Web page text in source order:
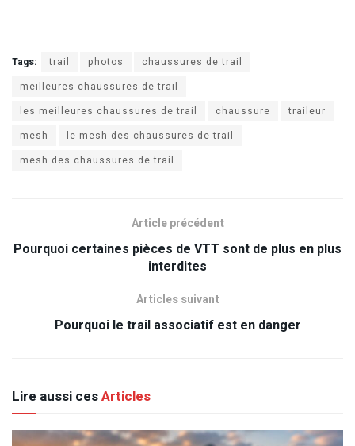
Tags: trail photos
chaussures de trail
meilleures chaussures de trail
les meilleures chaussures de trail
chaussure
traileur
mesh
le mesh des chaussures de trail
mesh des chaussures de trail
Article précédent
Pourquoi certaines pièces de VTT sont de plus en plus
interdites
Articles suivant
Pourquoi le trail associatif est en danger
Lire aussi cesArticles